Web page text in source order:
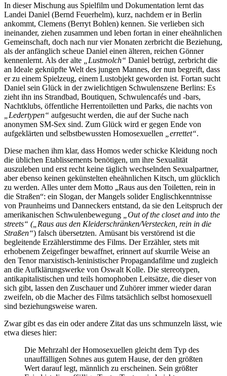
In dieser Mischung aus Spielfilm und Dokumentation lernt das
Landei Daniel (Bernd Feuerhelm), kurz, nachdem er in Berlin
ankommt, Clemens (Berryt Bohlen) kennen. Sie verlieben sich
ineinander, ziehen zusammen und leben fortan in einer eheähnlichen
Gemeinschaft, doch nach nur vier Monaten zerbricht die Beziehung,
als der anfänglich scheue Daniel einen älteren, reichen Gönner
kennenlernt. Als der alte
„Lustmolch“ Daniel betrügt, zerbricht die
an Ideale geknüpfte Welt des jungen Mannes, der nun begreift, dass
er zu einem Spielzeug, einem Lustobjekt geworden ist. Fortan sucht
Daniel sein Glück in der zwielichtigen Schwulenszene Berlins: Es
zieht ihn ins Strandbad, Boutiquen, Schwulencafés und -bars,
Nachtklubs, öffentliche Herrentoiletten und Parks, die nachts von
„Ledertypen“ aufgesucht werden, die auf der Suche nach
anonymen SM-Sex sind. Zum Glück wird er gegen Ende von
aufgeklärten und selbstbewussten Homosexuellen
„errettet“.
Diese machen ihm klar, dass Homos weder schicke Kleidung noch
die üblichen Etablissements benötigen, um ihre Sexualität
auszuleben und erst recht keine täglich wechselnden Sexualpartner,
aber ebenso keinen gekünstelten eheähnlichen Kitsch, um glücklich
zu werden. Alles unter dem Motto „Raus aus den Toiletten, rein in
die Straßen“: ein Slogan, der Mangels solider Englischkenntnisse
von Praunheims und Danneckers entstand, da sie den Leitspruch der
amerikanischen Schwulenbewegung
„Out of the closet and into the
streets“ („Raus aus den Kleiderschränken/Verstecken, rein in die
Straßen“) falsch übersetzten. Amüsant bis verstörend ist die
begleitende Erzählerstimme des Films. Der Erzähler, stets mit
erhobenem Zeigefinger bewaffnet, erinnert auf skurrile Weise an
den Tenor marxistisch-leninistischer Propagandafilme und zugleich
an die Aufklärungswerke von Oswalt Kolle. Die stereotypen,
antikapitalistischen und teils homophoben Leitsätze, die dieser von
sich gibt, lassen den Zuschauer und Zuhörer immer wieder daran
zweifeln, ob die Macher des Films tatsächlich selbst homosexuell
sind beziehungsweise waren.
Zwar gibt es das ein oder andere Zitat das uns schmunzeln lässt, wie
etwa dieses hier:
Die Mehrzahl der Homosexuellen gleicht dem Typ des
unauffälligen Sohnes aus gutem Hause, der den größten
Wert darauf legt, männlich zu erscheinen. Sein größter